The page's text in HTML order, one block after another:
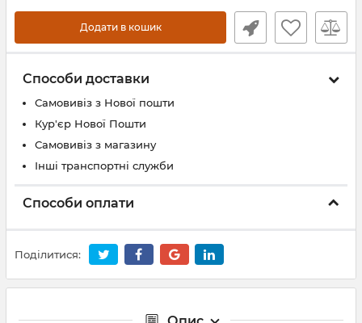
Додати в кошик
Способи доставки
Самовивіз з Нової пошти
Кур'єр Нової Пошти
Самовивіз з магазину
Інші транспортні служби
Способи оплати
Поділитися: